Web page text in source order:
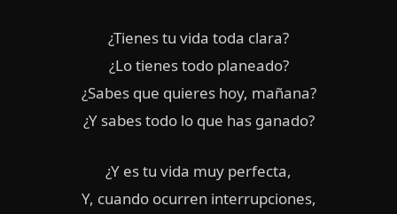
¿Tienes tu vida toda clara?
¿Lo tienes todo planeado?
¿Sabes que quieres hoy, mañana?
¿Y sabes todo lo que has ganado?
¿Y es tu vida muy perfecta,
Y, cuando ocurren interrupciones,